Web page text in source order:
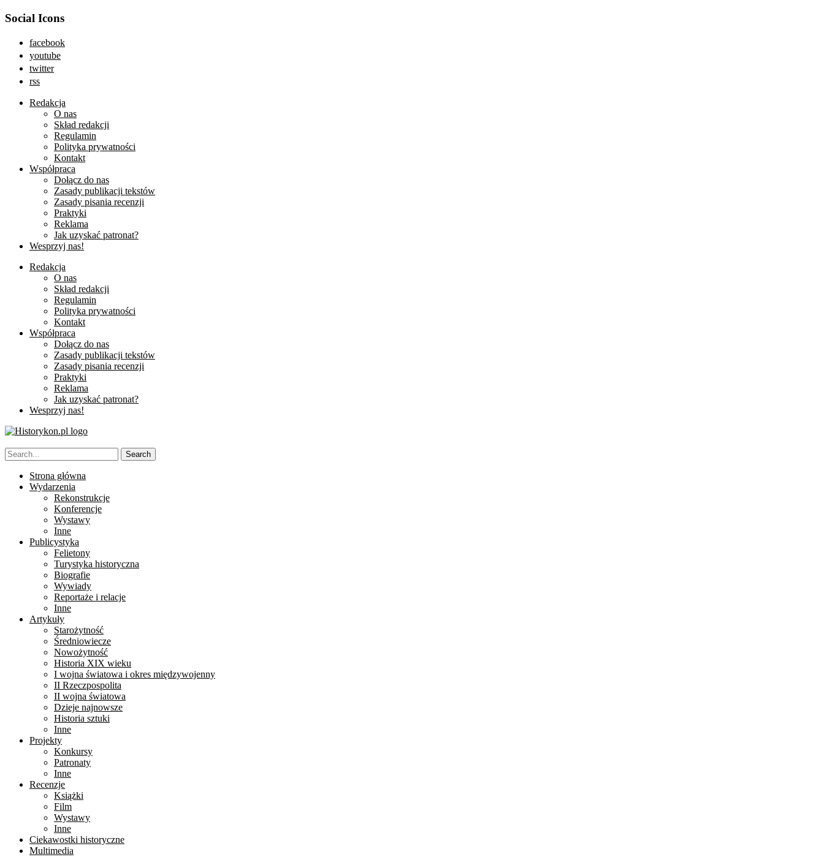
Social Icons
facebook
youtube
twitter
rss
Redakcja
O nas
Skład redakcji
Regulamin
Polityka prywatności
Kontakt
Współpraca
Dołącz do nas
Zasady publikacji tekstów
Zasady pisania recenzji
Praktyki
Reklama
Jak uzyskać patronat?
Wesprzyj nas!
Redakcja
O nas
Skład redakcji
Regulamin
Polityka prywatności
Kontakt
Współpraca
Dołącz do nas
Zasady publikacji tekstów
Zasady pisania recenzji
Praktyki
Reklama
Jak uzyskać patronat?
Wesprzyj nas!
Strona główna
Wydarzenia
Rekonstrukcje
Konferencje
Wystawy
Inne
Publicystyka
Felietony
Turystyka historyczna
Biografie
Wywiady
Reportaże i relacje
Inne
Artykuły
Starożytność
Średniowiecze
Nowożytność
Historia XIX wieku
I wojna światowa i okres międzywojenny
II Rzeczpospolita
II wojna światowa
Dzieje najnowsze
Historia sztuki
Inne
Projekty
Konkursy
Patronaty
Inne
Recenzje
Książki
Film
Wystawy
Inne
Ciekawostki historyczne
Multimedia